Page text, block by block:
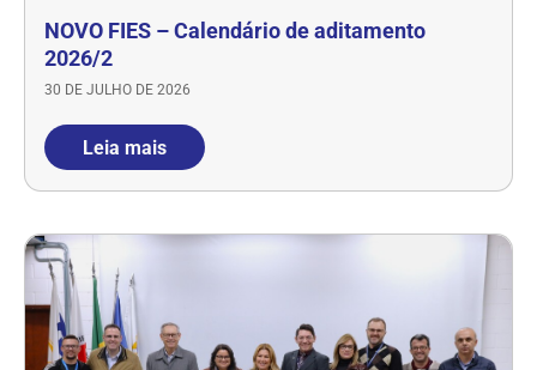
NOVO FIES – Calendário de aditamento
2026/2
30 DE JULHO DE 2026
Leia mais